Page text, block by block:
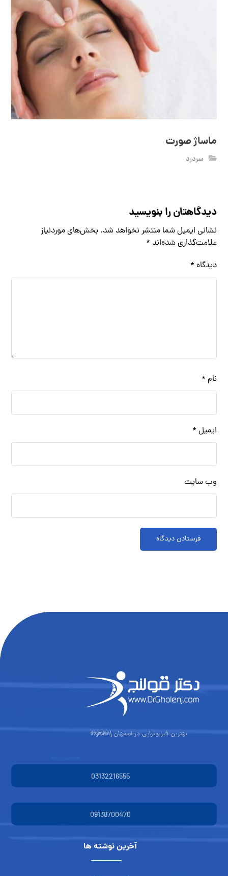
ماساژ صورت
سردرد
دیدگاهتان را بنویسید
نشانی ایمیل شما منتشر نخواهد شد. بخش‌های موردنیاز
علامت‌گذاری شده‌اند *
دیدگاه *
نام *
ایمیل *
وب‌ سایت
فرستادن دیدگاه
بهترین-فیزیوتراپی-در-اصفهان drgholenj
03132216555
09138700470
آخرین نوشته ها